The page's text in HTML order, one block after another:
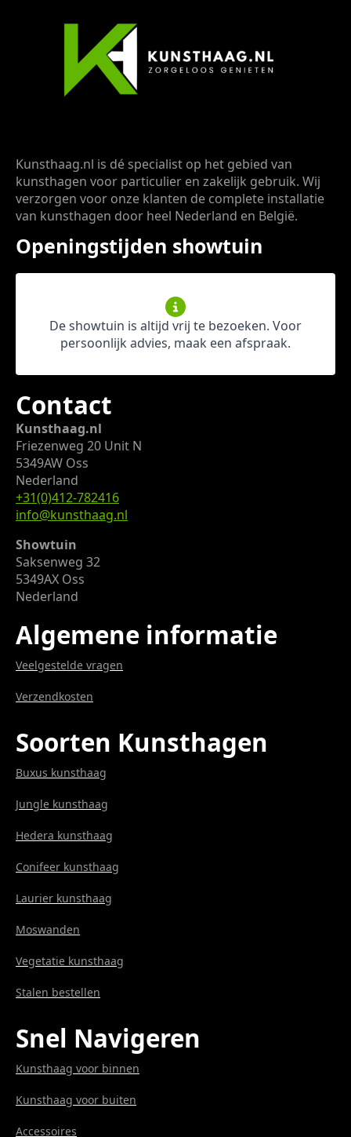
Kunsthaag.nl is dé specialist op het gebied van
kunsthagen voor particulier en zakelijk gebruik. Wij
verzorgen voor onze klanten de complete installatie
van kunsthagen door heel Nederland en België.
Openingstijden showtuin
De showtuin is altijd vrij te bezoeken. Voor
persoonlijk advies, maak een afspraak.
Contact
Kunsthaag.nl
Friezenweg 20 Unit N
5349AW Oss
Nederland
+31(0)412-782416
info@kunsthaag.nl
Showtuin
Saksenweg 32
5349AX Oss
Nederland
Algemene informatie
Veelgestelde vragen
Verzendkosten
Soorten Kunsthagen
Buxus kunsthaag
Jungle kunsthaag
Hedera kunsthaag
Conifeer kunsthaag
Laurier kunsthaag
Moswanden
Vegetatie kunsthaag
Stalen bestellen
Snel Navigeren
Kunsthaag voor binnen
Kunsthaag voor buiten
Accessoires